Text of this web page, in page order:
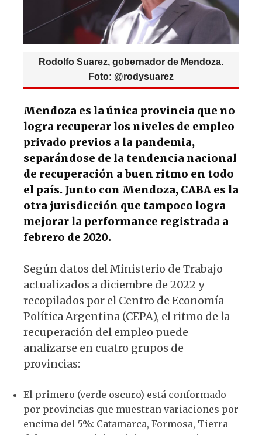
Rodolfo Suarez, gobernador de Mendoza.
Foto: @rodysuarez
Mendoza es la única provincia que no
logra recuperar los niveles de empleo
privado previos a la pandemia,
separándose de la tendencia nacional
de recuperación a buen ritmo en todo
el país. Junto con Mendoza, CABA es la
otra jurisdicción que tampoco logra
mejorar la performance registrada a
febrero de 2020.
Según datos del Ministerio de Trabajo
actualizados a diciembre de 2022 y
recopilados por el Centro de Economía
Política Argentina (CEPA), el ritmo de la
recuperación del empleo puede
analizarse en cuatro grupos de
provincias:
El primero (verde oscuro) está conformado
por provincias que muestran variaciones por
encima del 5%: Catamarca, Formosa, Tierra